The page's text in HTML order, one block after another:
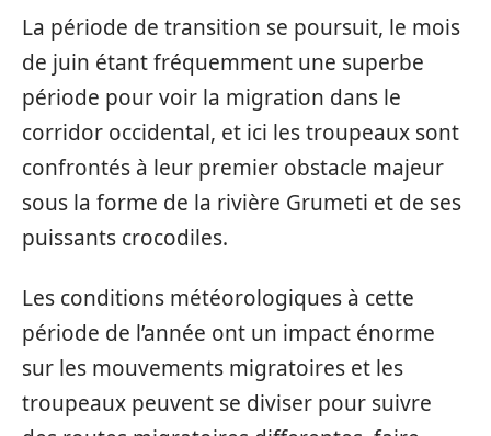
La période de transition se poursuit, le mois
de juin étant fréquemment une superbe
période pour voir la migration dans le
corridor occidental, et ici les troupeaux sont
confrontés à leur premier obstacle majeur
sous la forme de la rivière Grumeti et de ses
puissants crocodiles.
Les conditions météorologiques à cette
période de l’année ont un impact énorme
sur les mouvements migratoires et les
troupeaux peuvent se diviser pour suivre